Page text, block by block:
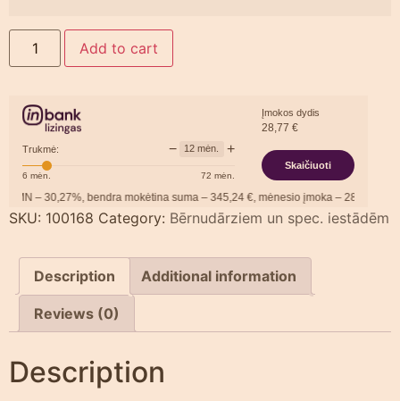
Add to cart
Trukmė: − 12 mėn. +
6 mėn. 72 mėn.
Įmokos dydis
28,77 €
Skaičiuoti
30,27 %, bendra mokėtina suma –345,24€, mėnesio įmoka –28,77€.
SKU: 100168 Category: Bērnudārziem un spec. iestādēm
Description Additional information
Reviews (0)
Description